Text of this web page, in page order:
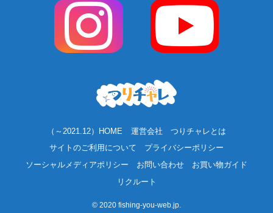
（～2021.12）HOME 運営会社
つりチャレとは
サイトのご利用について
プライバシーポリシー
ソーシャルメディアポリシー
お問い合わせ
お買い物ガイド
リクルート
© 2020 fishing-you-web.jp.